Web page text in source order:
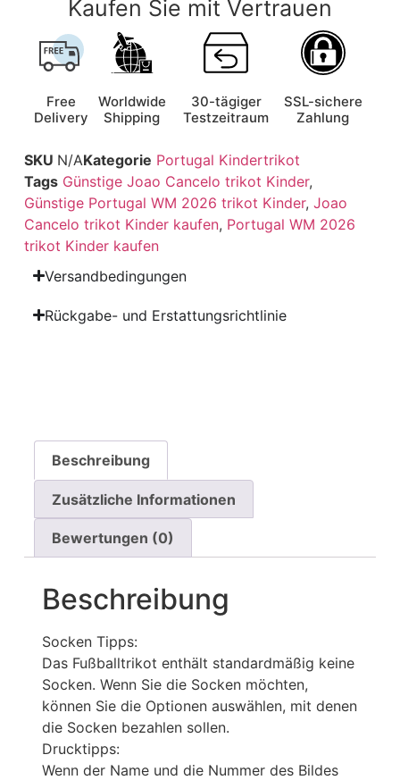
Kaufen Sie mit Vertrauen
Free
Delivery
Worldwide
Shipping
30-tägiger
Testzeitraum
SSL-sichere
Zahlung
SKU N/AKategorie Portugal Kindertrikot
Tags Günstige Joao Cancelo trikot Kinder,
Günstige Portugal WM 2026 trikot Kinder, Joao
Cancelo trikot Kinder kaufen, Portugal WM 2026
trikot Kinder kaufen
Versandbedingungen
Rückgabe- und Erstattungsrichtlinie
Beschreibung
Zusätzliche Informationen
Bewertungen (0)
Beschreibung
Socken Tipps:
Das Fußballtrikot enthält standardmäßig keine
Socken. Wenn Sie die Socken möchten,
können Sie die Optionen auswählen, mit denen
die Socken bezahlen sollen.
Drucktipps:
Wenn der Name und die Nummer des Bildes